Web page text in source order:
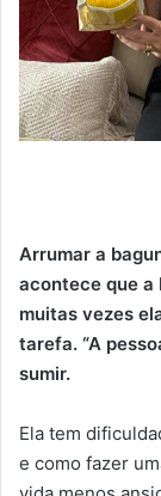
Arrumar a
acontece que a
muitas vezes
tarefa. “A
sumir.
Ela tem
e como fazer